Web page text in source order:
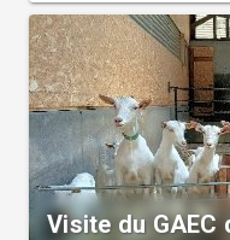
Visite du GAEC